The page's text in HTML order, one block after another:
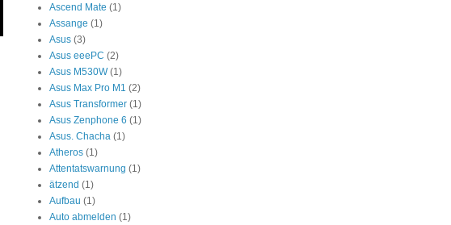
Ascend Mate (1)
Assange (1)
Asus (3)
Asus eeePC (2)
Asus M530W (1)
Asus Max Pro M1 (2)
Asus Transformer (1)
Asus Zenphone 6 (1)
Asus. Chacha (1)
Atheros (1)
Attentatswarnung (1)
ätzend (1)
Aufbau (1)
Auto abmelden (1)